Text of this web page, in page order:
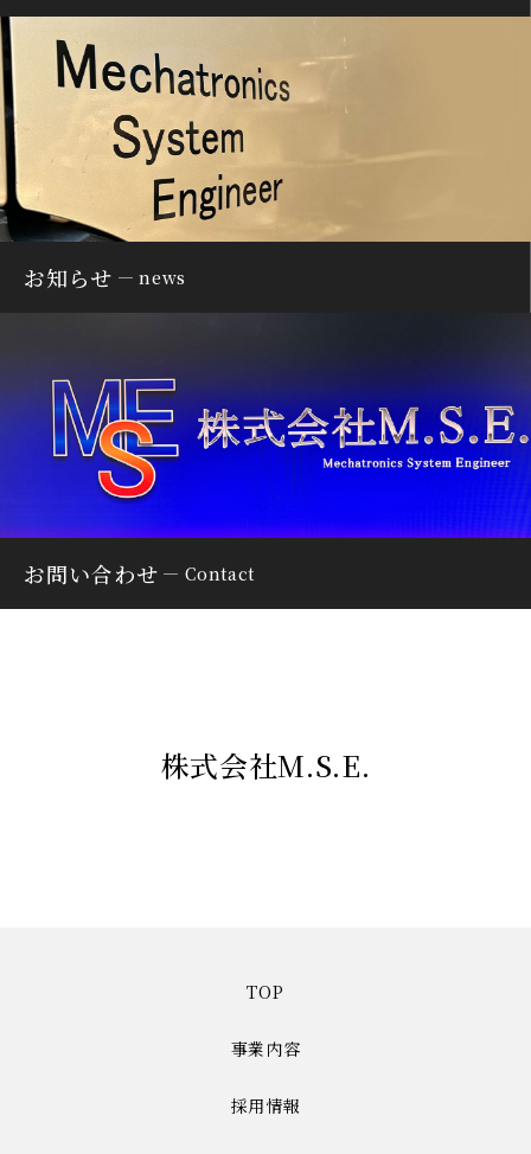
お知らせ news
お問い合わせ Contact
株式会社M.S.E.
TOP
事業内容
採用情報